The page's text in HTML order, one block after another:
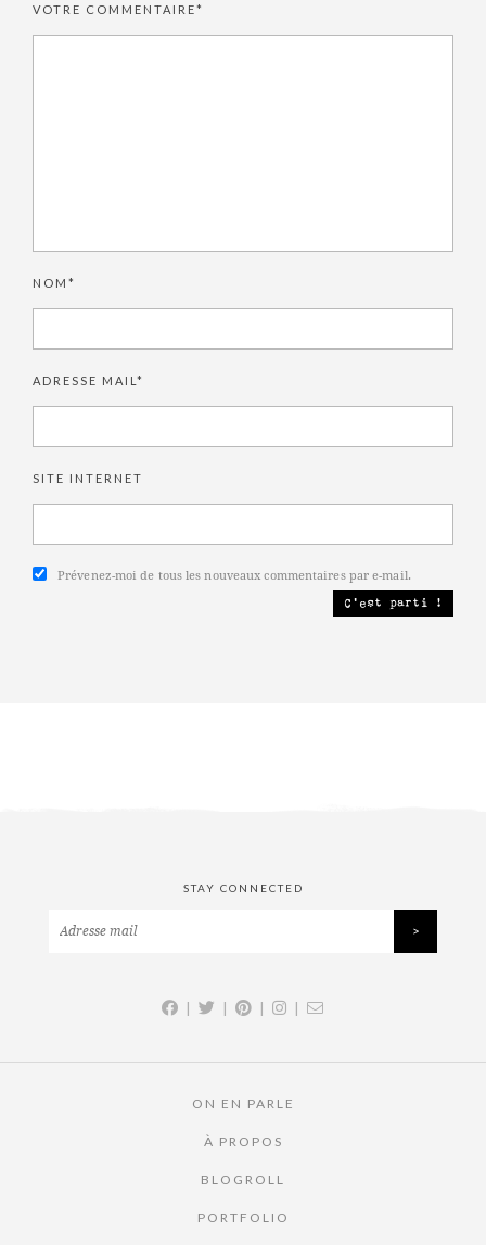
VOTRE COMMENTAIRE*
NOM*
ADRESSE MAIL*
SITE INTERNET
Prévenez-moi de tous les nouveaux commentaires par e-mail.
STAY CONNECTED
| | | |
ON EN PARLE
À PROPOS
BLOGROLL
PORTFOLIO